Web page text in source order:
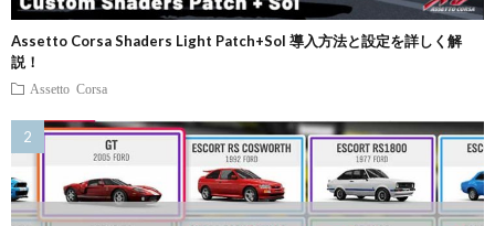
Assetto Corsa Shaders Light Patch+Sol 導入方法と設定を詳しく解
説！
Assetto Corsa